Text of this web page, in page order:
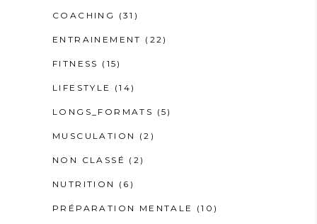
COACHING (31)
ENTRAINEMENT (22)
FITNESS (15)
LIFESTYLE (14)
LONGS_FORMATS (5)
MUSCULATION (2)
NON CLASSÉ (2)
NUTRITION (6)
PRÉPARATION MENTALE (10)